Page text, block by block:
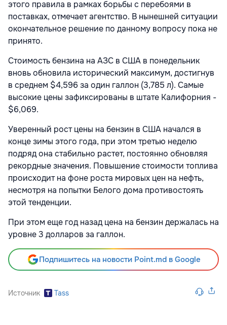
этого правила в рамках борьбы с перебоями в
поставках, отмечает агентство. В нынешней ситуации
окончательное решение по данному вопросу пока не
принято.
Стоимость бензина на АЗС в США в понедельник
вновь обновила исторический максимум, достигнув
в среднем $4,596 за один галлон (3,785 л). Самые
высокие цены зафиксированы в штате Калифорния -
$6,069.
Уверенный рост цены на бензин в США начался в
конце зимы этого года, при этом третью неделю
подряд она стабильно растет, постоянно обновляя
рекордные значения. Повышение стоимости топлива
происходит на фоне роста мировых цен на нефть,
несмотря на попытки Белого дома противостоять
этой тенденции.
При этом еще год назад цена на бензин держалась на
уровне 3 долларов за галлон.
Подпишитесь на новости Point.md в Google
Источник Tass